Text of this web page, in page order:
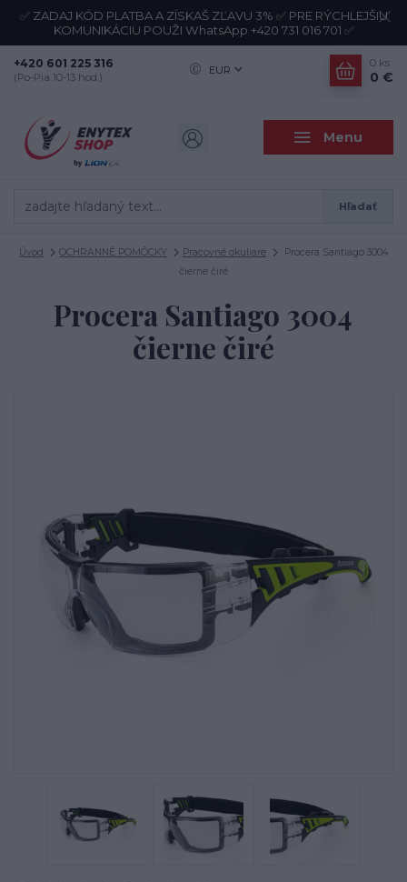
✅ ZADAJ KÓD PLATBA A ZÍSKAŠ ZĽAVU 3% ✅ PRE RÝCHLEJŠIU
KOMUNIKÁCIU POUŽI WhatsApp +420 731 016 701 ✅
Menu
EUR
Hľadať
+420 601 225 316
(Po-Pia 10-13 hod.)
0 ks
0 €
Úvod OCHRANNÉ POMÔCKY Pracovné okuliare
Procera Santiago 3004
čierne čiré
Procera Santiago 3004
čierne čiré